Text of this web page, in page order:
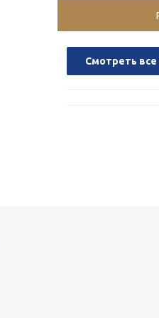
Смотреть